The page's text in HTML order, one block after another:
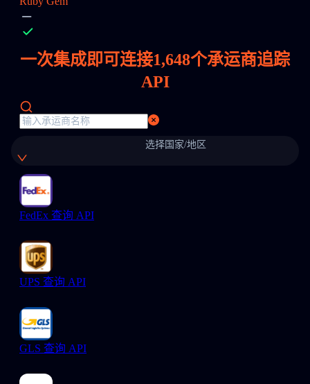
一次集成即可连接1,648个承运商追踪
API
选择国家/地区
FedEx 查询 API
UPS 查询 API
GLS 查询 API